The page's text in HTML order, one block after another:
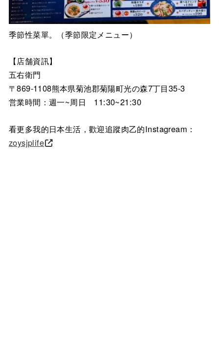
季節性菜單。（季節限定メニュー）
【店舗資訊】
五右衛門
〒869-1108熊本県菊池郡菊陽町光の森7丁目35-3
営業時間：週一~周日 11:30~21:30
看更多我的日本生活，歡迎追蹤肉乙的Instagream：
zoysjplife